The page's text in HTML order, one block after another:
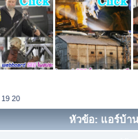
19 20
หัวข้อ: แอร์บ้า